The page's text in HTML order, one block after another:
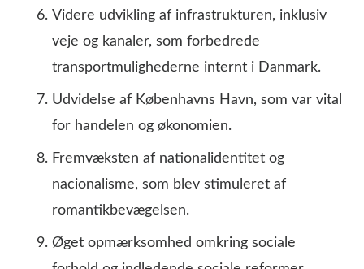
Videre udvikling af infrastrukturen, inklusiv
veje og kanaler, som forbedrede
transportmulighederne internt i Danmark.
Udvidelse af Københavns Havn, som var vital
for handelen og økonomien.
Fremvæksten af nationalidentitet og
nacionalisme, som blev stimuleret af
romantikbevægelsen.
Øget opmærksomhed omkring sociale